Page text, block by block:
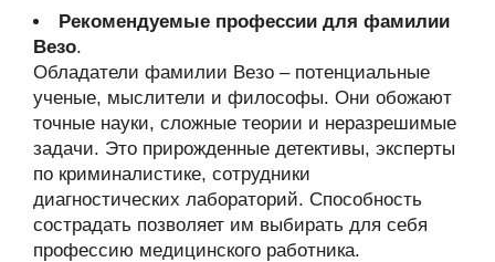
Рекомендуемые профессии для фамилии
Везо.
Обладатели фамилии Везо – потенциальные
ученые, мыслители и философы. Они обожают
точные науки, сложные теории и неразрешимые
задачи. Это прирожденные детективы, эксперты
по криминалистике, сотрудники
диагностических лабораторий. Способность
сострадать позволяет им выбирать для себя
профессию медицинского работника.